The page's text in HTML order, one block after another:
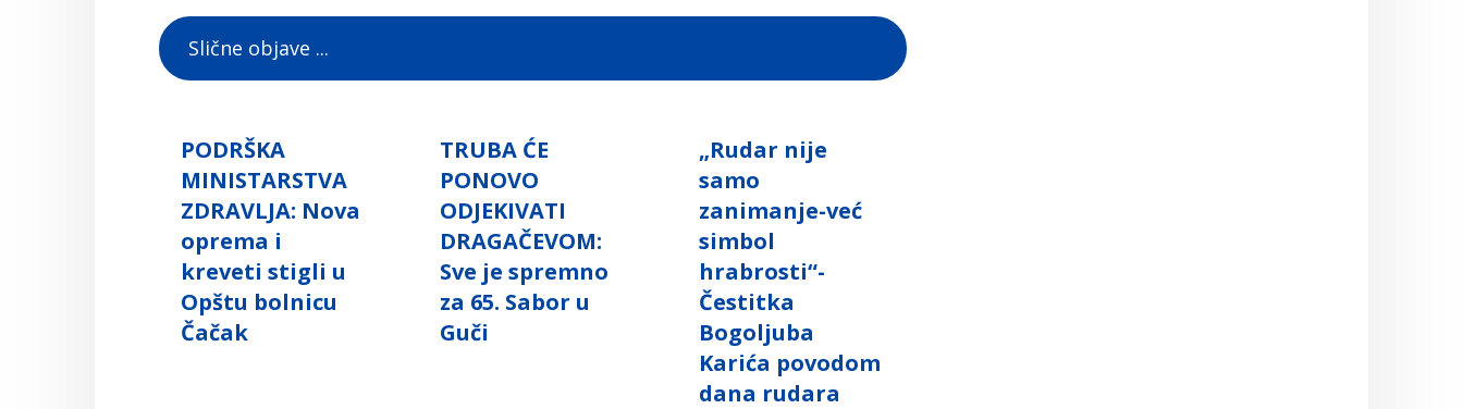
Slične objave ...
PODRŠKA
MINISTARSTVA
ZDRAVLJA: Nova
oprema i
kreveti stigli u
Opštu bolnicu
Čačak
TRUBA ĆE
PONOVO
ODJEKIVATI
DRAGAČEVOM:
Sve je spremno
za 65. Sabor u
Guči
„Rudar nije
samo
zanimanje-već
simbol
hrabrosti“-
Čestitka
Bogoljuba
Karića povodom
dana rudara